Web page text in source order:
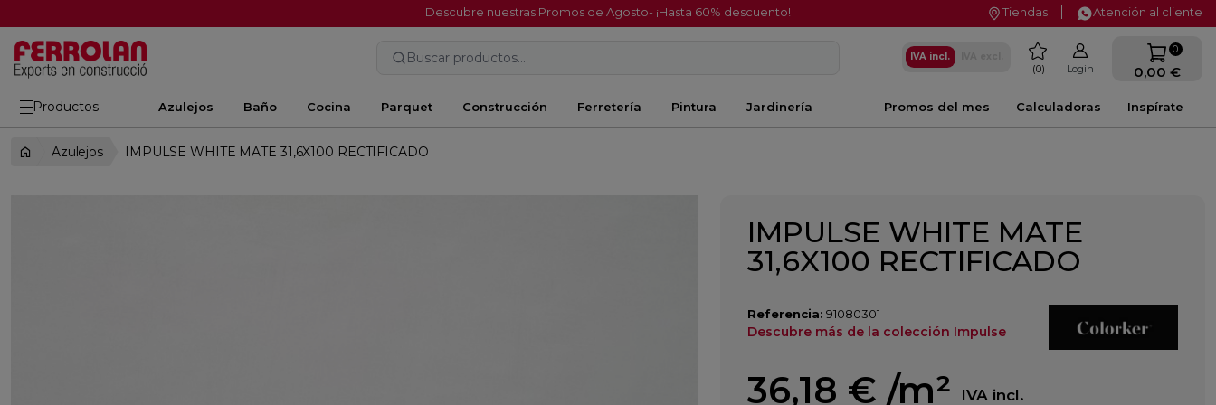
Descubre nuestras Promos de Agosto- ¡Hasta 60% descuento! Tiendas Atención al cliente
Buscar productos... IVA incl. favorite
0 Login
0
0,00 €
Productos Azulejos Baño Cocina Parquet Construcción Ferretería Pintura Jardinería Inspírate
Calculadoras
Promos del mes
Azulejos IMPULSE WHITE MATE 31,6X100 RECTIFICADO
IMPULSE WHITE MATE
31,6X100 RECTIFICADO
Referencia: 91080301
Descubre más de la colección Impulse
36,18 € /m² IVA incl.